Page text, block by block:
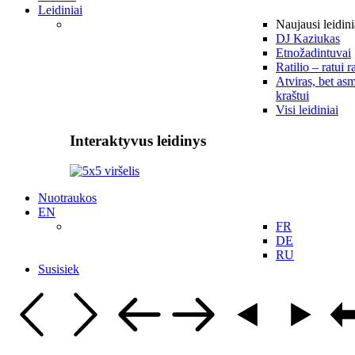
Leidiniai
Naujausi
DJ Kaziukas
Etnožadintuvai
Ratilio – ratui
Atviras, bet
kraštui
Visi leidiniai
Interaktyvus leidinys
Nuotraukos
EN
FR
DE
RU
Susisiek